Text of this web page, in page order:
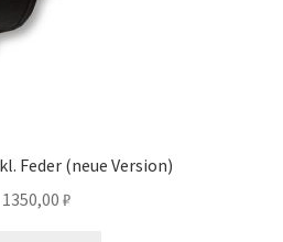
Feder (neue Version)
1350,00 ₽